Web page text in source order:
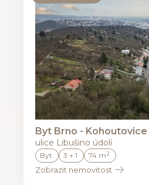
Byt Brno - Kohoutovice
ulice Libušino údolí
Byt 3 + 1 74 m2
Zobrazit nemovitost